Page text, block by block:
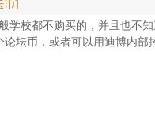
币]
学校都不购买的，并且也不
坛币，或者可以用迪博内部